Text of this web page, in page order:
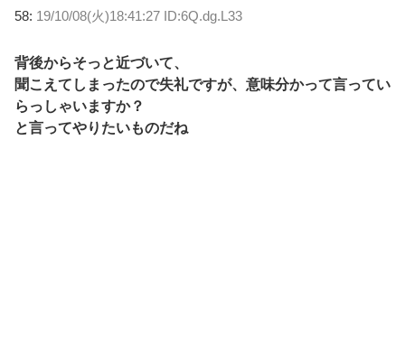
58: 19/10/08(火)18:41:27 ID:6Q.dg.L33
背後からそっと近づいて、
聞こえてしまったので失礼ですが、意味分かって言ってい
らっしゃいますか？
と言ってやりたいものだね